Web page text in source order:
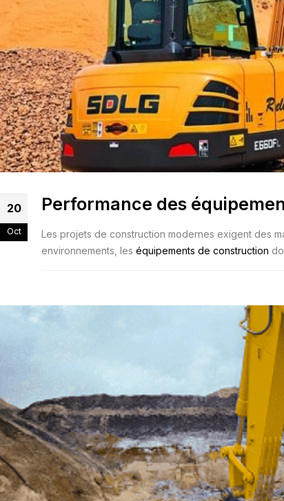
20
Oct
Performance des
Les projets de construction modernes exigent des
environnements, les équipements de construction